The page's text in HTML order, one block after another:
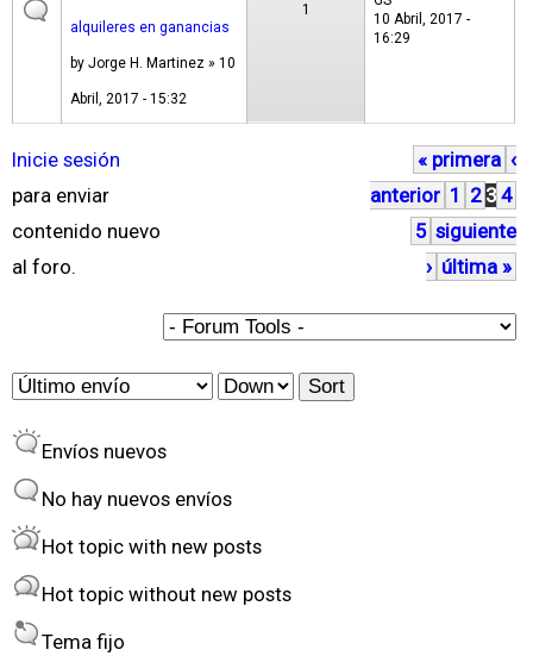
alquileres en ganancias
by Jorge H. Martinez » 10
Abril, 2017 - 15:32
1
10 Abril, 2017 -
16:29
Inicie sesión
para enviar
contenido nuevo
al foro.
P
á
g
s
« primera ‹
anterior 1 2 3 4
5 siguiente
› última »
O
d
e
r
y
S
t
Envíos nuevos
No hay nuevos envíos
Hot topic with new posts
Hot topic without new posts
Tema fijo